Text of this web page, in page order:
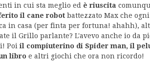
in cui sta meglio ed è riuscita
il cane robot battezzato Max che
in casa (per finta per fortuna! ahahh),
il Grillo parlante? L'avevo anche io da
Poiil compiuterino di Spider man, il
libro e altri giochi che ora non ricordo!